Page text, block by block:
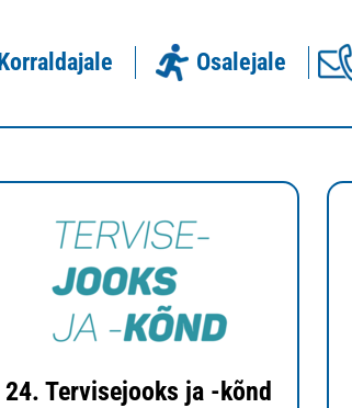
Korraldajale Osalejale
24. Tervisejooks ja -kõnd